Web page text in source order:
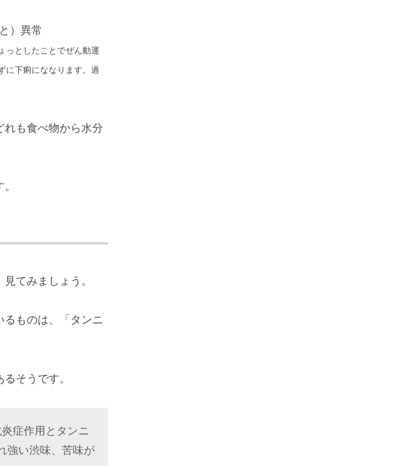
）異常
っとしたことでぜん動運
に下痢にななります。過
れも食べ物から水分
てみましょう。
ものは、「タンニ
そうです。
症作用とタンニ
強い渋味、苦味が